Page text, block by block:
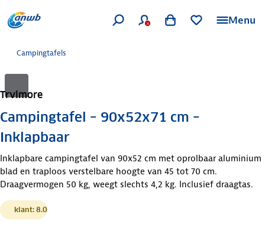
Menu
Campingtafels
Trvlmore
Campingtafel – 90x52x71 cm –
Inklapbaar
Inklapbare campingtafel van 90x52 cm met oprolbaar aluminium
blad en traploos verstelbare hoogte van 45 tot 70 cm.
Draagvermogen 50 kg, weegt slechts 4,2 kg. Inclusief draagtas.
klant: 8.0